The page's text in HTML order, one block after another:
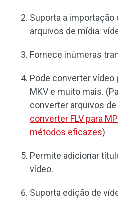
Suporta a importação
arquivos de mídia:
Fornece inúmeras
Pode converter vídeo
MKV e muito mais.
converter arquivos
converter FLV para
métodos eficazes)
Permite adicionar
vídeo.
Suporta edição de